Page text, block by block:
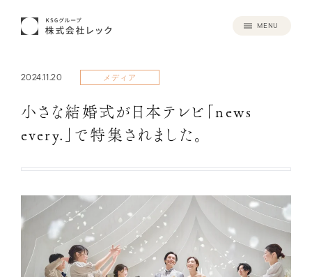
MENU
2024.11.20 メディア
小さな結婚式が日本テレビ「news
every.」で特集されました。